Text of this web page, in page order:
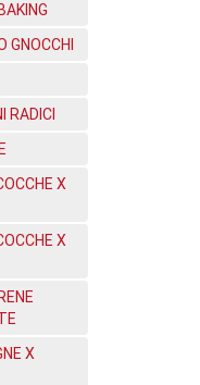
GNOCCHI
RADICI
X
X
X